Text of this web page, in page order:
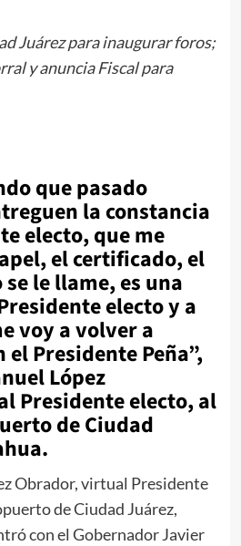
Juárez para inaugurar foros;
y anuncia Fiscal para
que pasado
la constancia
electo, que me
el certificado, el
le llame, es una
electo y a
voy a volver a
Presidente Peña”,
López
Presidente electo, al
de Ciudad
Obrador, virtual Presidente
de Ciudad Juárez,
con el Gobernador Javier